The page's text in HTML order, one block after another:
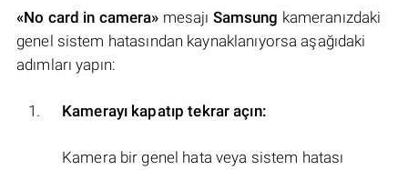
«No card in camera» mesajı Samsung kameranızdaki
genel sistem hatasından kaynaklanıyorsa aşağıdaki
adımları yapın:
Kamerayı kapatıp tekrar açın:
Kamera bir genel hata veya sistem hatası